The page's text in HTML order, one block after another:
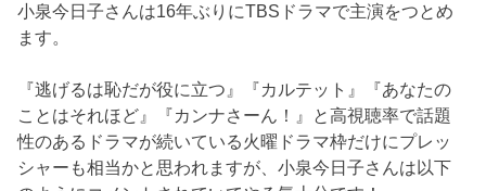
小泉今日子さんは16年ぶりにTBSドラマで主演をつとめ
ます。
『逃げるは恥だが役に立つ』『カルテット』『あなたの
ことはそれほど』『カンナさーん！』と高視聴率で話題
性のあるドラマが続いている火曜ドラマ枠だけにプレッ
シャーも相当かと思われますが、小泉今日子さんは以下